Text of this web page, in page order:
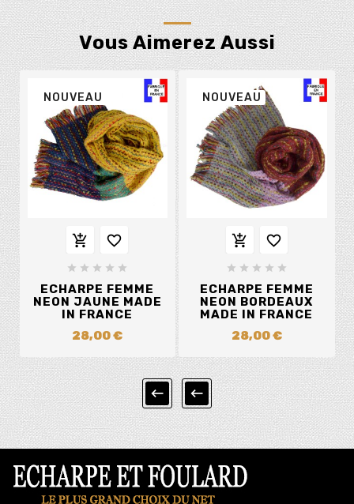
Vous Aimerez Aussi
NOUVEAU
 
    
ECHARPE FEMME
NEON JAUNE MADE
IN FRANCE
28,00 €
NOUVEAU
 
    
ECHARPE FEMME
NEON BORDEAUX
MADE IN FRANCE
28,00 €
 